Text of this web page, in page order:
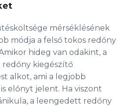
mérséklésének
módja a felső tokos redőny
hideg van odakint, a
redőny kiegészítő
alkot, ami a legjobb
előnyt jelent. Ha viszont
a leengedett redőny